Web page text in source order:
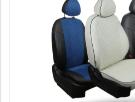
Категория Avito
Страна происхождения